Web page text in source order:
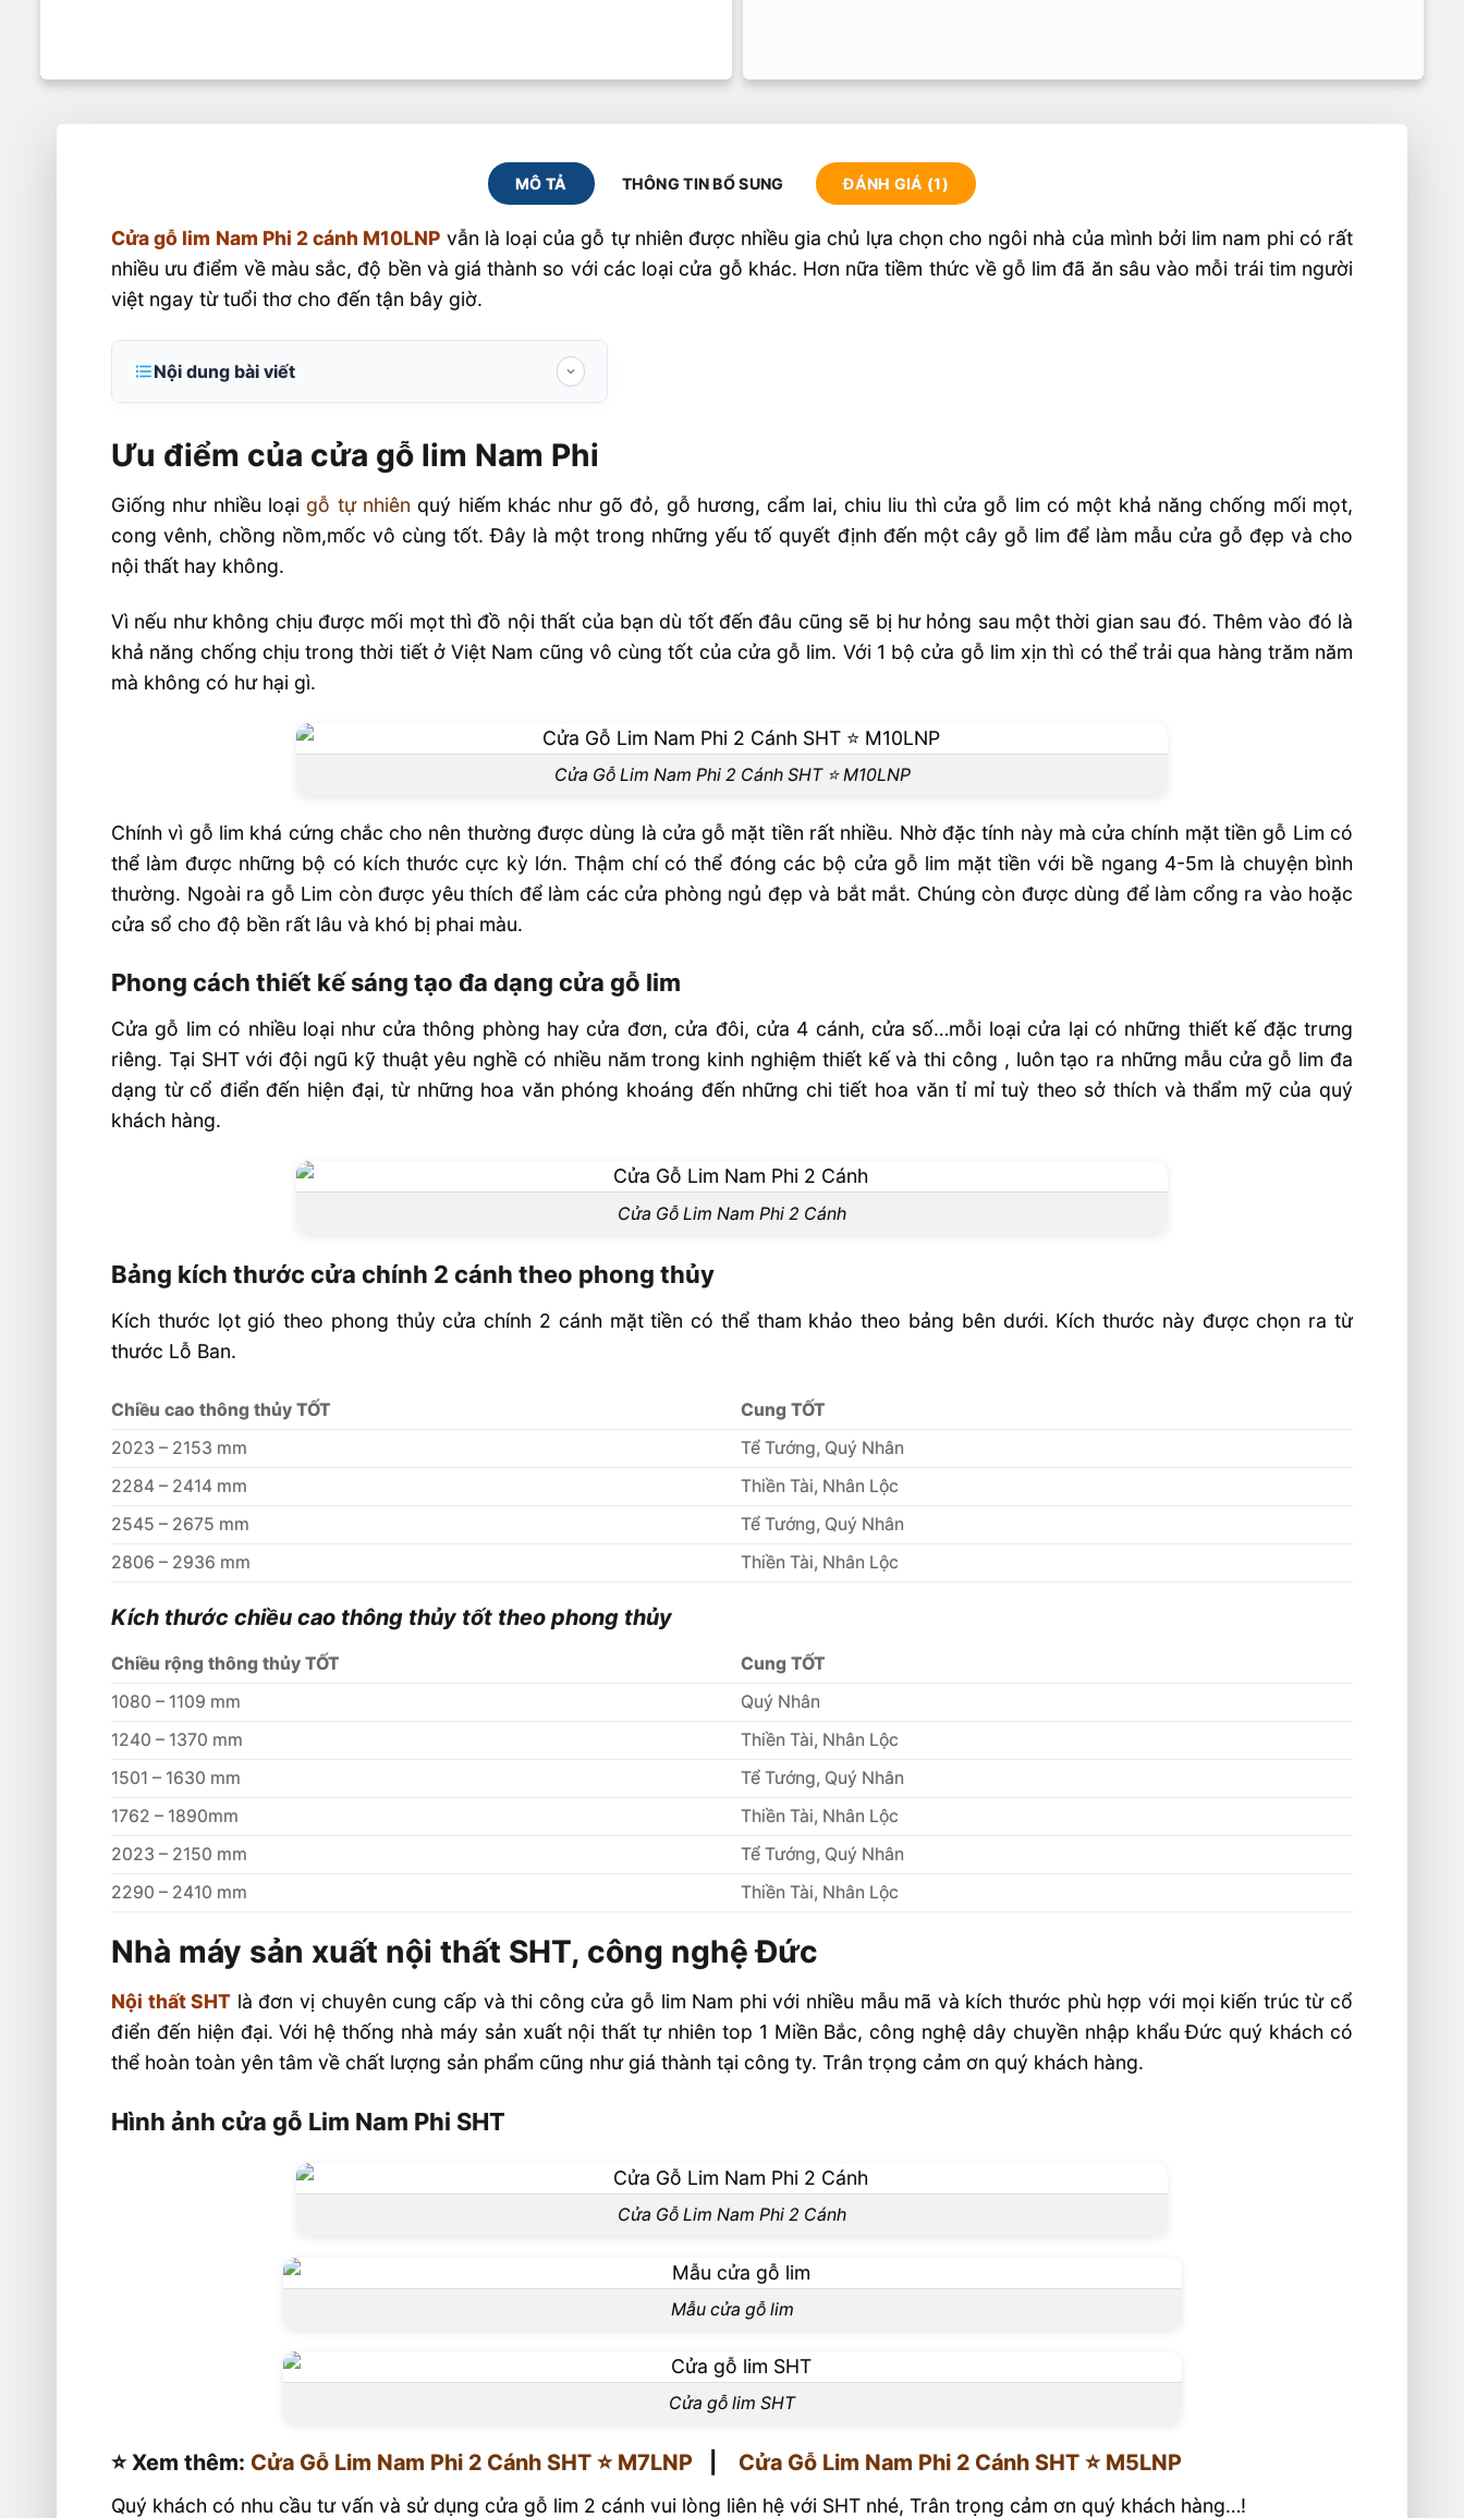
MÔ TẢ THÔNG TIN BỔ SUNG ĐÁNH GIÁ (1)
Cửa gỗ lim Nam Phi 2 cánh M10LNP vẫn là loại của gỗ tự nhiên được nhiều gia chủ lựa chọn cho ngôi nhà của mình bởi lim nam phi có rất
nhiều ưu điểm về màu sắc, độ bền và giá thành so với các loại cửa gỗ khác. Hơn nữa tiềm thức về gỗ lim đã ăn sâu vào mỗi trái tim người
việt ngay từ tuổi thơ cho đến tận bây giờ.
Nội dung bài viết
Phong cách thiết kế sáng tạo đa dạng cửa gỗ lim
Bảng kích thước cửa chính 2 cánh theo phong thủy
Kích thước chiều cao thông thủy tốt theo phong
thủy
Hình ảnh cửa gỗ Lim Nam Phi SHT
⭐️ Xem thêm: Cửa Gỗ Lim Nam Phi 2 Cánh SHT ⭐️
M7LNP | Cửa Gỗ Lim Nam Phi 2 Cánh SHT ⭐️
Ưu điểm của cửa gỗ lim Nam Phi
Giống như nhiều loạigỗ tự nhiên quý hiếm khác như gõ đỏ, gỗ hương, cẩm lai, chiu liu thì cửa gỗ lim có một khả năng chống mối mọt,
cong vênh, chồng nồm,mốc vô cùng tốt. Đây là một trong những yếu tố quyết định đến một cây gỗ lim để làm mẫu cửa gỗ đẹp và cho
nội thất hay không.
Vì nếu như không chịu được mối mọt thì đồ nội thất của bạn dù tốt đến đâu cũng sẽ bị hư hỏng sau một thời gian sau đó. Thêm vào đó là
khả năng chống chịu trong thời tiết ở Việt Nam cũng vô cùng tốt của cửa gỗ lim. Với 1 bộ cửa gỗ lim xịn thì có thể trải qua hàng trăm năm
mà không có hư hại gì.
Cửa Gỗ Lim Nam Phi 2 Cánh SHT ⭐️ M10LNP
Chính vì gỗ lim khá cứng chắc cho nên thường được dùng là cửa gỗ mặt tiền rất nhiều. Nhờ đặc tính này mà cửa chính mặt tiền gỗ Lim có
thể làm được những bộ có kích thước cực kỳ lớn. Thậm chí có thể đóng các bộ cửa gỗ lim mặt tiền với bề ngang 4-5m là chuyện bình
thường. Ngoài ra gỗ Lim còn được yêu thích để làm các cửa phòng ngủ đẹp và bắt mắt. Chúng còn được dùng để làm cổng ra vào hoặc
cửa sổ cho độ bền rất lâu và khó bị phai màu.
Phong cách thiết kế sáng tạo đa dạng cửa gỗ lim
Cửa gỗ lim có nhiều loại như cửa thông phòng hay cửa đơn, cửa đôi, cửa 4 cánh, cửa số…mỗi loại cửa lại có những thiết kế đặc trưng
riêng. Tại SHT với đội ngũ kỹ thuật yêu nghề có nhiều năm trong kinh nghiệm thiết kế và thi công , luôn tạo ra những mẫu cửa gỗ lim đa
dạng từ cổ điển đến hiện đại, từ những hoa văn phóng khoáng đến những chi tiết hoa văn tỉ mỉ tuỳ theo sở thích và thẩm mỹ của quý
khách hàng.
Cửa Gỗ Lim Nam Phi 2 Cánh
Bảng kích thước cửa chính 2 cánh theo phong thủy
Kích thước lọt gió theo phong thủy cửa chính 2 cánh mặt tiền có thể tham khảo theo bảng bên dưới. Kích thước này được chọn ra từ
thước Lỗ Ban.
Chiều cao thông thủy TỐT
Cung TỐT
2023 – 2153 mm
Tể Tướng, Quý Nhân
2284 – 2414 mm
Thiền Tài, Nhân Lộc
2545 – 2675 mm
Tể Tướng, Quý Nhân
2806 – 2936 mm
Thiền Tài, Nhân Lộc
Kích thước chiều cao thông thủy tốt theo phong thủy
Chiều rộng thông thủy TỐT
Cung TỐT
1080 – 1109 mm
Quý Nhân
1240 – 1370 mm
Thiền Tài, Nhân Lộc
1501 – 1630 mm
Tể Tướng, Quý Nhân
1762 – 1890mm
Thiền Tài, Nhân Lộc
2023 – 2150 mm
Tể Tướng, Quý Nhân
2290 – 2410 mm
Thiền Tài, Nhân Lộc
Nhà máy sản xuất nội thất SHT, công nghệ Đức
Nội thất SHT là đơn vị chuyên cung cấp và thi công cửa gỗ lim Nam phi với nhiều mẫu mã và kích thước phù hợp với mọi kiến trúc từ cổ
điển đến hiện đại. Với hệ thống nhà máy sản xuất nội thất tự nhiên top 1 Miền Bắc, công nghệ dây chuyền nhập khẩu Đức quý khách có
thể hoàn toàn yên tâm về chất lượng sản phẩm cũng như giá thành tại công ty. Trân trọng cảm ơn quý khách hàng.
Hình ảnh cửa gỗ Lim Nam Phi SHT
Cửa Gỗ Lim Nam Phi 2 Cánh
Mẫu cửa gỗ lim
Cửa gỗ lim SHT
⭐️ Xem thêm: Cửa Gỗ Lim Nam Phi 2 Cánh SHT ⭐️ M7LNP Cửa Gỗ Lim Nam Phi 2 Cánh SHT ⭐️ M5LNP
Quý khách có nhu cầu tư vấn và sử dụng cửa gỗ lim 2 cánh vui lòng liên hệ với SHT nhé, Trân trọng cảm ơn quý khách hàng…!